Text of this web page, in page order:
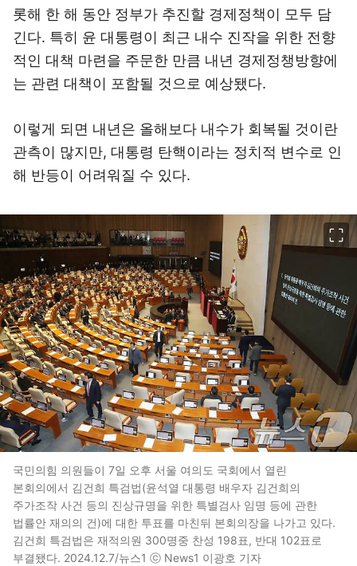
롯해 한 해 동안 정부가 추진할 경제정책이 모두 담
긴다. 특히 윤 대통령이 최근 내수 진작을 위한 전향
적인 대책 마련을 주문한 만큼 내년 경제정챙방향에
는 관련 대책이 포함될 것으로 예상됐다.
이렇게 되면 내년은 올해보다 내수가 회복될 것이란
관측이 많지만, 대통령 탄핵이라는 정치적 변수로 인
해 반등이 어려워질 수 있다.
국민의힘 의원들이 7일 오후 서울 여의도 국회에서 열린
본회의에서 김건희 특검법(윤석열 대통령 배우자 김건희의
주가조작 사건 등의 진상규명을 위한 특별검사 임명 등에 관한
법률안 재의의 건)에 대한 투표를 마친뒤 본회의장을 나가고 있다.
김건희 특검법은 재적의원 300명중 찬성 198표, 반대 102표로
부결됐다. 2024.12.7/뉴스1 ⓒ News1 이광호 기자